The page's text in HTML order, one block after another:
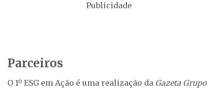
Publicidade
Parceiros
O 1º ESG em Ação é uma realização da Gazeta Grupo